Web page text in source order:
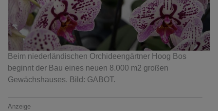
Beim niederländischen Orchideengärtner Hoog Bos
beginnt der Bau eines neuen 8.000 m2 großen
Gewächshauses. Bild: GABOT.
Anzeige